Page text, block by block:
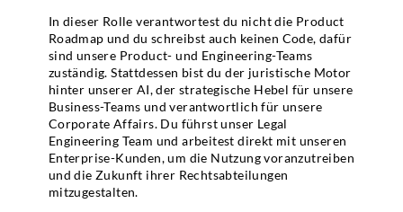
In dieser Rolle verantwortest du nicht die Product
Roadmap und du schreibst auch keinen Code, dafür
sind unsere Product- und Engineering-Teams
zuständig. Stattdessen bist du der juristische Motor
hinter unserer AI, der strategische Hebel für unsere
Business-Teams und verantwortlich für unsere
Corporate Affairs. Du führst unser Legal
Engineering Team und arbeitest direkt mit unseren
Enterprise-Kunden, um die Nutzung voranzutreiben
und die Zukunft ihrer Rechtsabteilungen
mitzugestalten.